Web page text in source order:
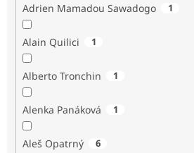
Adrien Mamadou Sawadogo 1
Alain Quilici 1
Alberto Tronchin 1
Alenka Panáková 1
Aleš Opatrný 6